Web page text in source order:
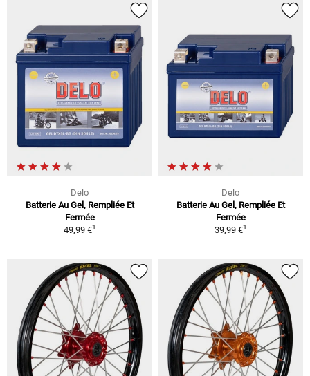
Delo
Batterie Au Gel, Rempliée Et
Fermée
49,99 €1
Delo
Batterie Au Gel, Rempliée Et
Fermée
39,99 €1